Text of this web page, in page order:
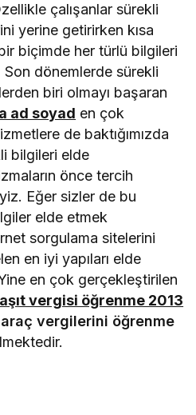
çalışanlar sürekli
yerine getirirken kısa
biçimde her türlü bilgileri
dönemlerde sürekli
biri olmayı başaran
ad soyad en çok
de baktığımızda
bilgileri elde
önce tercih
Eğer sizler de bu
elde etmek
sorgulama sitelerini
en iyi yapıları elde
Yine en çok gerçekleştirilen
vergisi öğrenme 2013
araç vergilerini öğrenme